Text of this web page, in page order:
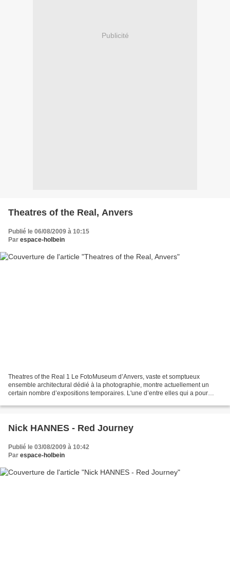
Publicité
Theatres of the Real, Anvers
Publié le 06/08/2009 à 10:15
Par espace-holbein
Theatres of the Real 1 Le FotoMuseum d’Anvers, vaste et somptueux
ensemble architectural dédié à la photographie, montre actuellement un
certain nombre d’expositions temporaires. L'une d’entre elles qui a pour
Nick HANNES - Red Journey
Publié le 03/08/2009 à 10:42
Par espace-holbein